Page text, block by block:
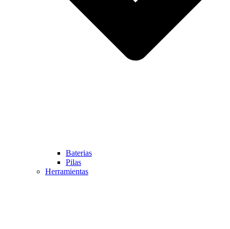
Baterias
Pilas
Herramientas